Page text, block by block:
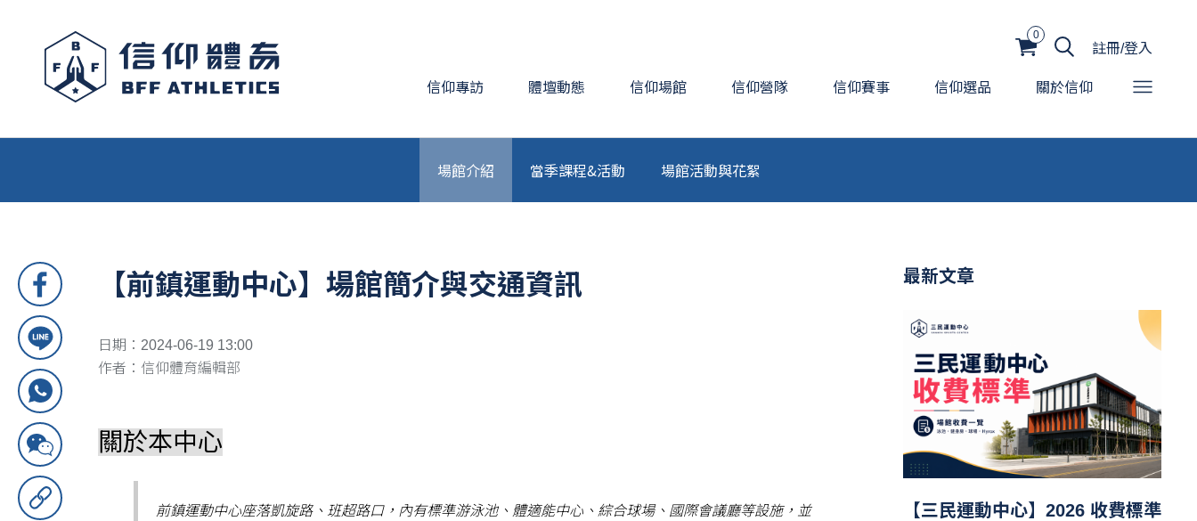
0
註冊/登入
信仰專訪 體壇動態 信仰場館 信仰營隊 信仰賽事 信仰選品 關於信仰
場館介紹 當季課程&活動 場館活動與花絮
【前鎮運動中心】場館簡介與交通資訊
日期：2024-06-19 13:00
作者：信仰體育編輯部
關於本中心
前鎮運動中心座落凱旋路、班超路口，內有標準游泳池、體適能中心、綜合球場、國際會議廳等設施，並
最新文章
【三民運動中心】2026 收費標準